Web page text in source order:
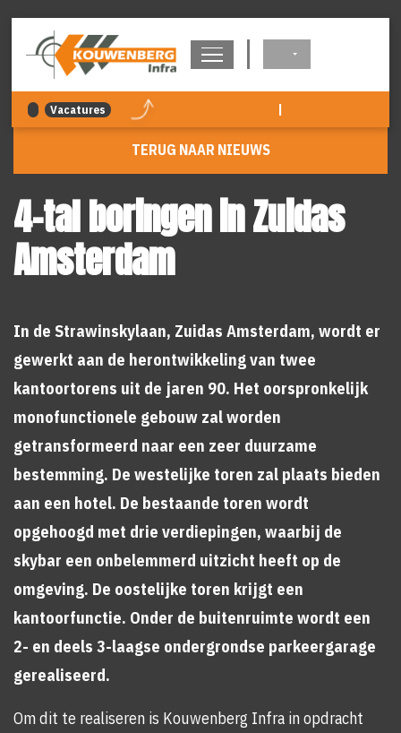
Vacatures |
TERUG NAAR NIEUWS
4-tal boringen in Zuidas
Amsterdam
In de Strawinskylaan, Zuidas Amsterdam, wordt er
gewerkt aan de herontwikkeling van twee
kantoortorens uit de jaren 90. Het oorspronkelijk
monofunctionele gebouw zal worden
getransformeerd naar een zeer duurzame
bestemming. De westelijke toren zal plaats bieden
aan een hotel. De bestaande toren wordt
opgehoogd met drie verdiepingen, waarbij de
skybar een onbelemmerd uitzicht heeft op de
omgeving. De oostelijke toren krijgt een
kantoorfunctie. Onder de buitenruimte wordt een
2- en deels 3-laagse ondergrondse parkeergarage
gerealiseerd.
Om dit te realiseren is Kouwenberg Infra in opdracht